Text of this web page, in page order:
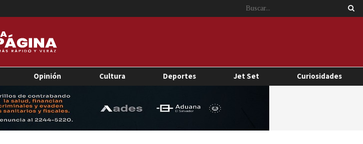
Opinión Cultura Deportes Jet Set Curiosidades